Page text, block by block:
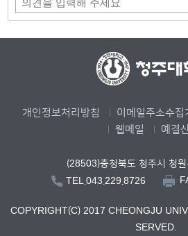
개인정보처리방침 이메일주소수집
웹메일
예결
(28503)충청북도 청주시 청
TEL.043.229.8726
COPYRIGHT(C) 2017 CHEONGJU
SERVED.